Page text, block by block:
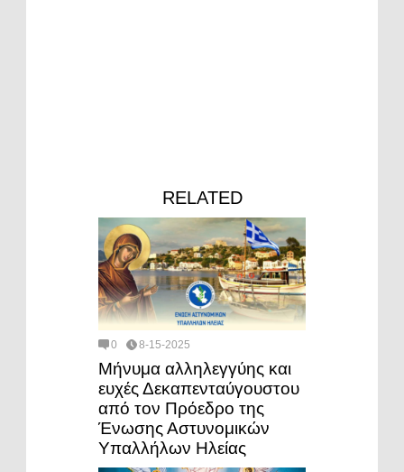
RELATED
0 8-15-2025
Μήνυμα αλληλεγγύης και
ευχές Δεκαπενταύγουστου
από τον Πρόεδρο της
Ένωσης Αστυνομικών
Υπαλλήλων Ηλείας